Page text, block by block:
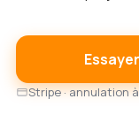
Stripe · annulation